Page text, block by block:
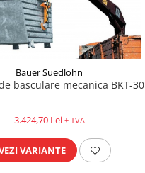
Bauer Suedlohn
basculare mecanica BKT-30
3.424,70 Lei + TVA
VARIANTE